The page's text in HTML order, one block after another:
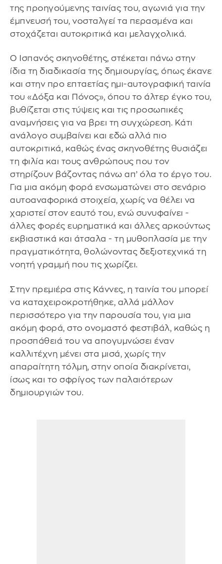
της προηγούμενης ταινίας του, αγωνιά για την
έμπνευσή του, νοσταλγεί τα περασμένα και
στοχάζεται αυτοκριτικά και μελαγχολικά.
Ο Ισπανός σκηνοθέτης, στέκεται πάνω στην
ίδια τη διαδικασία της δημιουργίας, όπως έκανε
και στην προ επταετίας ημι-αυτογραφική ταινία
του «Δόξα και Πόνος», όπου το άλτερ έγκο του,
βυθίζεται στις τύψεις και τις προσωπικές
αναμνήσεις για να βρει τη συγχώρεση. Κάτι
ανάλογο συμβαίνει και εδώ αλλά πιο
αυτοκριτικά, καθώς ένας σκηνοθέτης θυσιάζει
τη φιλία και τους ανθρώπους που τον
στηρίζουν βάζοντας πάνω απ’ όλα το έργο του.
Για μια ακόμη φορά ενσωματώνει στο σενάριο
αυτοαναφορικά στοιχεία, χωρίς να θέλει να
χαριστεί στον εαυτό του, ενώ συνυφαίνει -
άλλες φορές ευρηματικά και άλλες αρκούντως
εκβιαστικά και άτσαλα - τη μυθοπλασία με την
πραγματικότητα, θολώνοντας δεξιοτεχνικά τη
νοητή γραμμή που τις χωρίζει.
Στην πρεμιέρα στις Κάννες, η ταινία του μπορεί
να καταχειροκροτήθηκε, αλλά μάλλον
περισσότερο για την παρουσία του, για μια
ακόμη φορά, στο ονομαστό φεστιβάλ, καθώς η
προσπάθειά του να απογυμνώσει έναν
καλλιτέχνη μένει στα μισά, χωρίς την
απαραίτητη τόλμη, στην οποία διακρίνεται,
ίσως και το σφρίγος των παλαιότερων
δημιουργιών του.